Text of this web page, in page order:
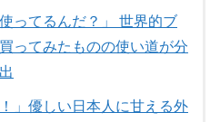
ってるんだ？」 世界的ブ
ってみたものの使い道が分
」優しい日本人に甘える外